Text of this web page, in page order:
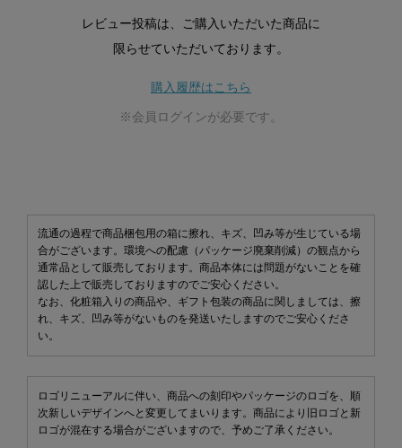
レビュー投稿は、ご購入いただいた商品に
限らせていただいております。
購入履歴はこちら
※会員ログインが必要です。
流通の過程で商品梱包用の箱に擦れ、キズ、凹み等が生じている場
合がございます。環境への配慮（パッケージ廃棄削減）の観点から
通常品として販売しております。商品本体には問題がないことを確
認した上で販売しておりますのでご安心ください。
なお、化粧箱入りの商品や、ギフト包装の商品に関しましては、擦
れ、キズ、凹み等がないものを発送いたしますのでご安心くださ
い。
ロゴリニューアルに伴い、商品への刻印やパッケージのロゴを、順
次新しいデザインへと変更してまいります。商品により旧ロゴと新
ロゴが混在する場合がございますので、予めご了承ください。